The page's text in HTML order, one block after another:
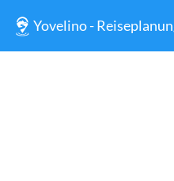
Yovelino -